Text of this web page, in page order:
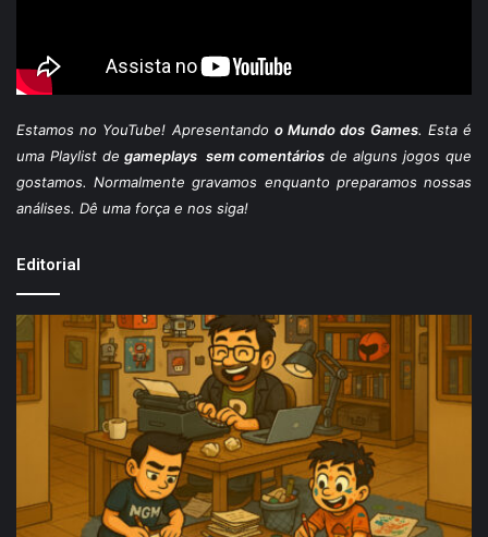
Estamosno YouTube! Apresentando o Mundo dos Games. Esta é
uma Playlist de gameplays sem comentários de alguns jogos que
gostamos. Normalmente gravamos enquanto preparamos nossas
análises. Dê uma força e nos siga!
Editorial